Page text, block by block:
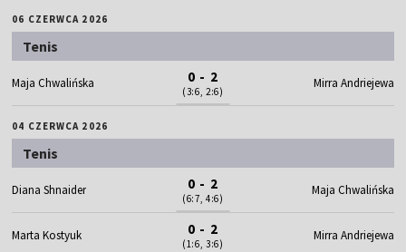
06 CZERWCA 2026
Tenis
Maja Chwalińska 0 - 2
(3:6, 2:6)
Mirra Andriejewa
04 CZERWCA 2026
Tenis
Diana Shnaider 0 - 2
(6:7, 4:6)
Maja Chwalińska
Marta Kostyuk 0 - 2
(1:6, 3:6)
Mirra Andriejewa